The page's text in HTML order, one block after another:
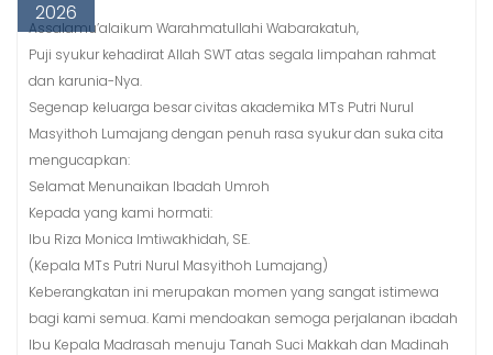
2026
Assalamu’alaikum Warahmatullahi Wabarakatuh,
Puji syukur kehadirat Allah SWT atas segala limpahan rahmat
dan karunia-Nya.
Segenap keluarga besar civitas akademika MTs Putri Nurul
Masyithoh Lumajang dengan penuh rasa syukur dan suka cita
mengucapkan:
Selamat Menunaikan Ibadah Umroh
Kepada yang kami hormati:
Ibu Riza Monica Imtiwakhidah, SE.
(Kepala MTs Putri Nurul Masyithoh Lumajang)
Keberangkatan ini merupakan momen yang sangat istimewa
bagi kami semua. Kami mendoakan semoga perjalanan ibadah
Ibu Kepala Madrasah menuju Tanah Suci Makkah dan Madinah